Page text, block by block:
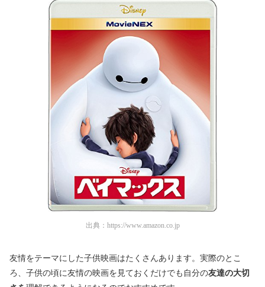
出典： https://www.amazon.co.jp
友情をテーマにした子供映画はたくさんあります。実際のとこ
ろ、子供の頃に友情の映画を見ておくだけでも自分の友達の大切